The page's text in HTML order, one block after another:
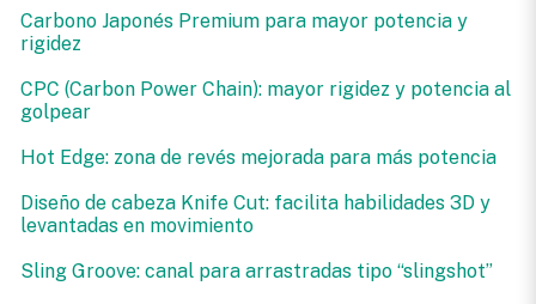
Carbono Japonés Premium para mayor potencia y
rigidez
CPC (Carbon Power Chain): mayor rigidez y potencia al
golpear
Hot Edge: zona de revés mejorada para más potencia
Diseño de cabeza Knife Cut: facilita habilidades 3D y
levantadas en movimiento
Sling Groove: canal para arrastradas tipo “slingshot”